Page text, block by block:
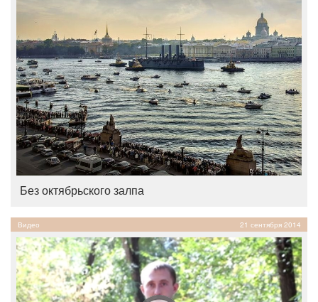
Без октябрьского залпа
Видео 21 сентября 2014